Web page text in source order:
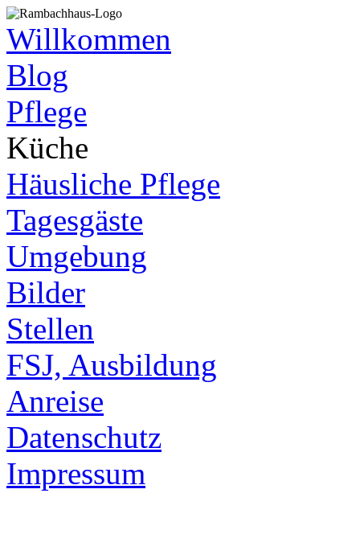
Willkommen
Blog
Pflege
Küche
Häusliche Pflege
Tagesgäste
Umgebung
Bilder
Stellen
FSJ, Ausbildung
Anreise
Datenschutz
Impressum